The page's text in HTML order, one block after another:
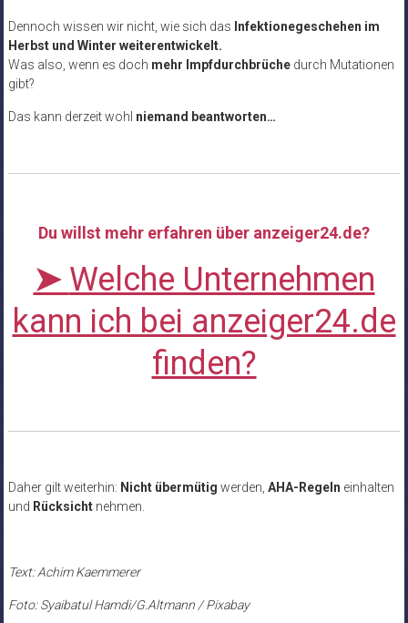
Dennoch wissen wir nicht, wie sich das Infektionegeschehen im
Herbst und Winter weiterentwickelt.
Was also, wenn es doch mehr Impfdurchbrüchedurch Mutationen
gibt?
Das kann derzeit wohl niemand beantworten…
Du willst mehr erfahren über anzeiger24.de?
➤ Welche Unternehmen
kann ich bei anzeiger24.de
finden?
Daher gilt weiterhin: Nicht übermütig werden, AHA-Regeln einhalten
und Rücksichtnehmen.
Text: Achim Kaemmerer
Foto: Syaibatul Hamdi/G.Altmann / Pixabay